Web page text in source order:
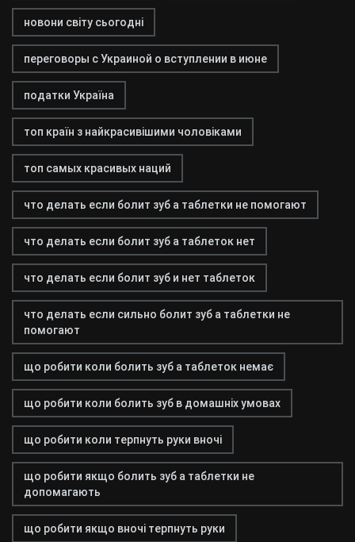
новони світу сьогодні
переговоры с Украиной о вступлении в июне
податки Україна
топ країн з найкрасивішими чоловіками
топ самых красивых наций
что делать если болит зуб а таблетки не помогают
что делать если болит зуб а таблеток нет
что делать если болит зуб и нет таблеток
что делать если сильно болит зуб а таблетки не
помогают
що робити коли болить зуб а таблеток немає
що робити коли болить зуб в домашніх умовах
що робити коли терпнуть руки вночі
що робити якщо болить зуб а таблетки не
допомагають
що робити якщо вночі терпнуть руки